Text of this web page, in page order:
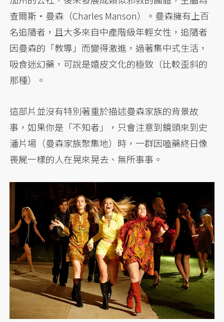
查爾斯・曼森（Charles Manson）。曼森擁有上百
名追隨者，且大多來自中產階級年輕女性，追隨者
因曼森的「教導」而變得激進，過著集中式生活，
吸食迷幻藥，可說是嬉皮文化的極致（比較歪斜的
那種）。
這部片並沒有特別著重於描述曼森家族的背景故
事，如果你是「不知者」，只會注意到鏡頭來到史
潘片場（曼森家族聚集地）時，一群因嗑藥終日像
喪屍一樣的人在晃來晃去、無所事事。